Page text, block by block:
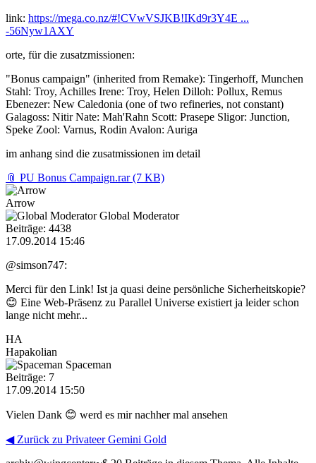
link: https://mega.co.nz/#!CVwVSJKB!IKd9r3Y4E ...
-56Nyw1AXY
orte, für die zusatzmissionen:
"Bonus campaign" (inherited from Remake): Tingerhoff, Munchen
Stahl: Troy, Achilles Irene: Troy, Helen Dilloh: Pollux, Remus
Ebenezer: New Caledonia (one of two refineries, not constant)
Galagoss: Nitir Nate: Mah'Rahn Scott: Prasepe Sligor: Junction,
Speke Zool: Varnus, Rodin Avalon: Auriga
im anhang sind die zusatmissionen im detail
📎 PU Bonus Campaign.rar (7 KB)
Arrow
Global Moderator
Beiträge: 4438
17.09.2014 15:46
@simson747:
Merci für den Link! Ist ja quasi deine persönliche Sicherheitskopie?
😊 Eine Web-Präsenz zu Parallel Universe existiert ja leider schon
lange nicht mehr...
HA
Hapakolian
Spaceman
Beiträge: 7
17.09.2014 15:50
Vielen Dank 😊 werd es mir nachher mal ansehen
◀ Zurück zu Privateer Gemini Gold